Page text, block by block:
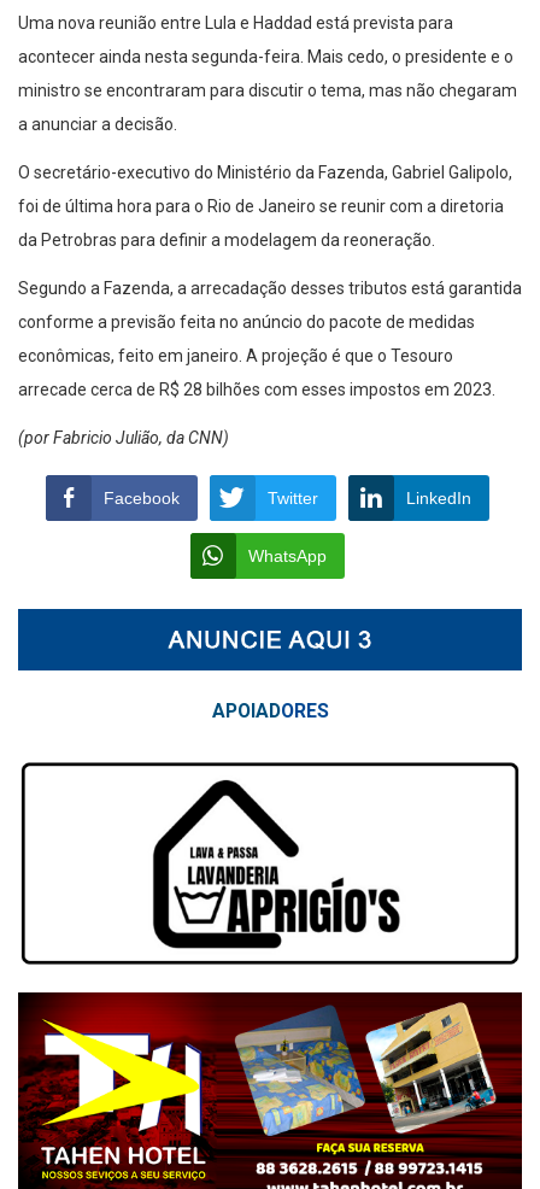
Uma nova reunião entre Lula e Haddad está prevista para
acontecer ainda nesta segunda-feira. Mais cedo, o presidente e o
ministro se encontraram para discutir o tema, mas não chegaram
a anunciar a decisão.
O secretário-executivo do Ministério da Fazenda, Gabriel Galipolo,
foi de última hora para o Rio de Janeiro se reunir com a diretoria
da Petrobras para definir a modelagem da reoneração.
Segundo a Fazenda, a arrecadação desses tributos está garantida
conforme a previsão feita no anúncio do pacote de medidas
econômicas, feito em janeiro. A projeção é que o Tesouro
arrecade cerca de R$ 28 bilhões com esses impostos em 2023.
(por Fabricio Julião, da CNN)
Facebook Twitter LinkedIn
WhatsApp
APOIADORES